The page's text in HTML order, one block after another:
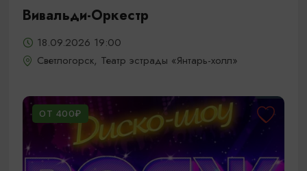
Вивальди-Оркестр
18.09.2026 19:00
Светлогорск, Театр эстрады «Янтарь-холл»
ОТ 400₽